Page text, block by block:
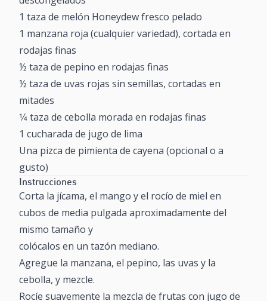
1 taza de melón Honeydew fresco pelado
1 manzana roja (cualquier variedad), cortada en
rodajas finas
½ taza de pepino en rodajas finas
½ taza de uvas rojas sin semillas, cortadas en
mitades
1⁄4 taza de cebolla morada en rodajas finas
1 cucharada de jugo de lima
Una pizca de pimienta de cayena (opcional o a
gusto)
Instrucciones
Corta la jícama, el mango y el rocío de miel en
cubos de media pulgada aproximadamente del
mismo tamaño y
colócalos en un tazón mediano.
Agregue la manzana, el pepino, las uvas y la
cebolla, y mezcle.
Rocíe suavemente la mezcla de frutas con jugo de